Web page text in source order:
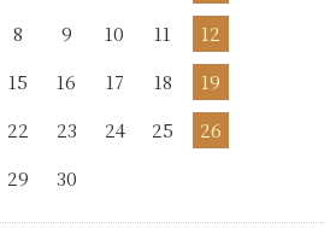
8 9 10 11
12
15 16 17 18
19
22 23 24 25
26
29 30